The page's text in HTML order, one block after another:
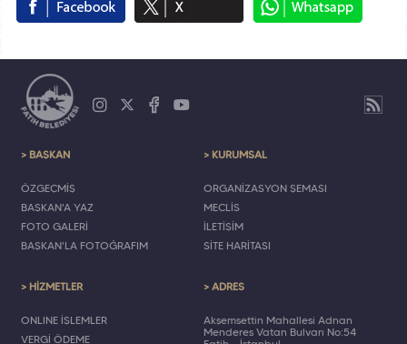
> BAŞKAN
ÖZGEÇMİŞ
BAŞKAN'A YAZ
FOTO GALERİ
BAŞKAN'LA FOTOĞRAFIM
> KURUMSAL
ORGANİZASYON ŞEMASI
MECLİS
İLETİŞİM
SİTE HARİTASI
> HİZMETLER
ONLINE İŞLEMLER
VERGİ ÖDEME
> ADRES
Akşemsettin Mahallesi Adnan
Menderes Vatan Bulvarı No:54